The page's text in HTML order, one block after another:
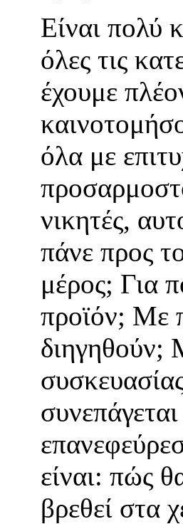
Είναι πολύ
όλες τις
έχουμε
όλα με
νικητές,
πάνε προς
μέρος; Για
προϊόν; Με
διηγηθούν;
είναι: πώς
βρεθεί στα